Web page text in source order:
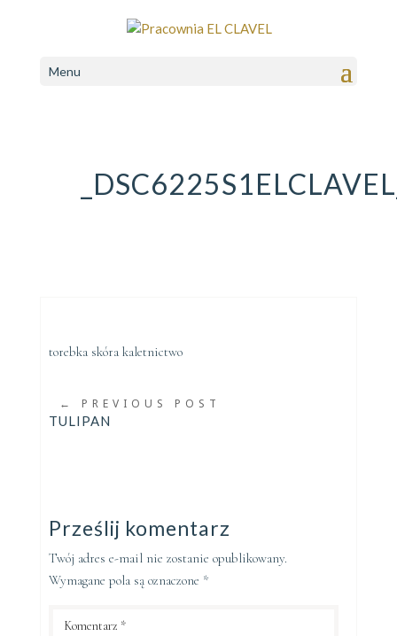
Menu
torebka skóra kaletnictwo
← PREVIOUS POST
TULIPAN
Prześlij komentarz
Twój adres e-mail nie zostanie opublikowany.
Wymagane pola są oznaczone *